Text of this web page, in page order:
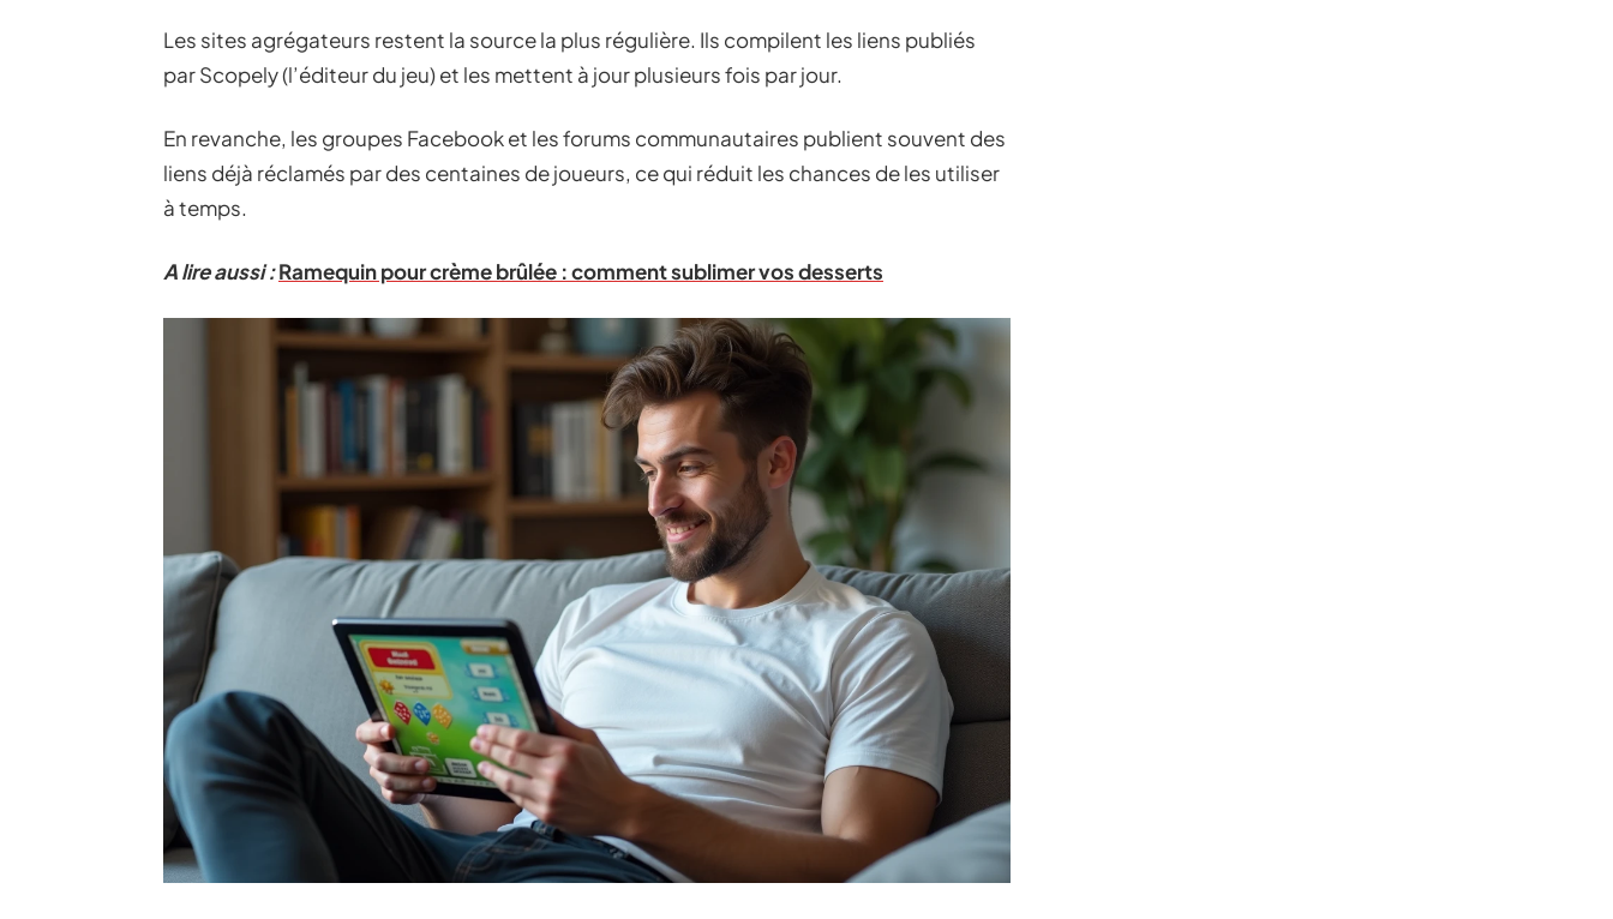
Les sites agrégateurs restent la source la plus régulière. Ils compilent les liens publiés
par Scopely (l’éditeur du jeu) et les mettent à jour plusieurs fois par jour.
En revanche, les groupes Facebook et les forums communautaires publient souvent des
liens déjà réclamés par des centaines de joueurs, ce qui réduit les chances de les utiliser
à temps.
A lire aussi :Ramequin pour crème brûlée : comment sublimer vos desserts